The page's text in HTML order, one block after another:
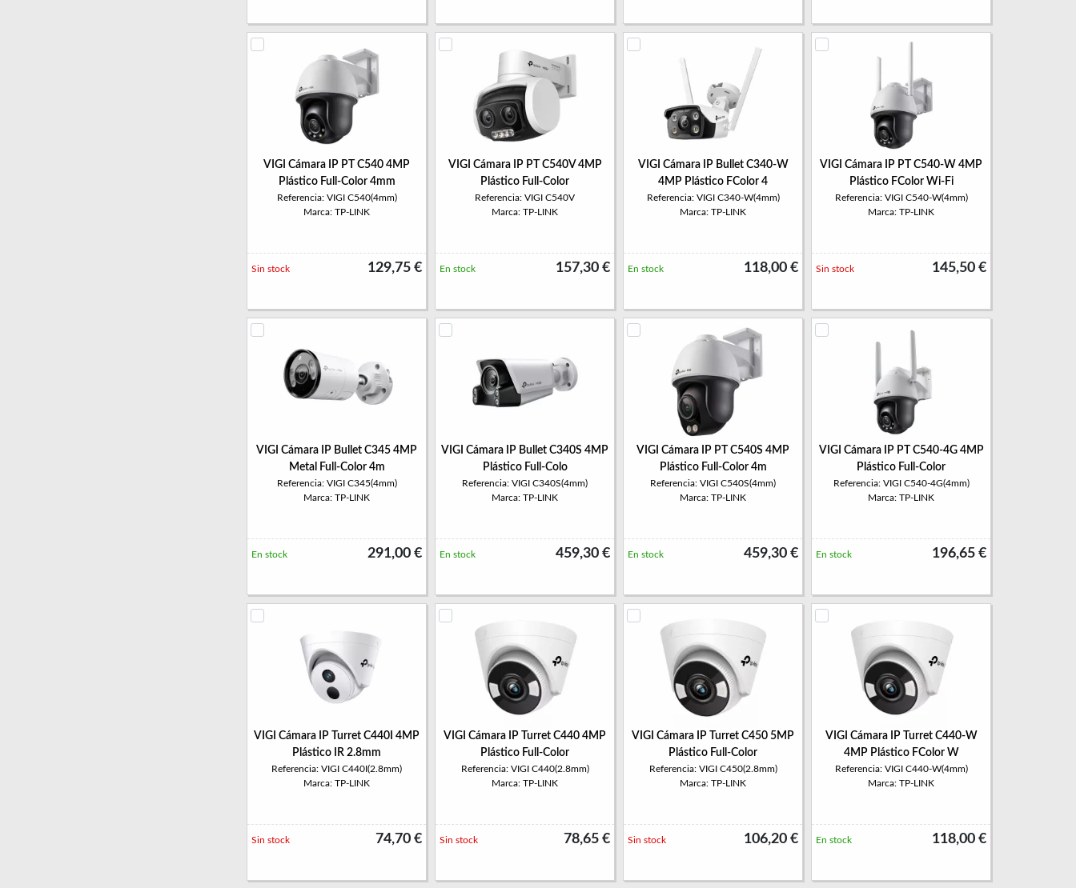
VIGI Cámara IP PT C540 4MP
Plástico Full-Color 4mm
Referencia: VIGI C540(4mm)
Marca: TP-LINK
129,75 €
Sin stock
VIGI Cámara IP PT C540V 4MP
Plástico Full-Color
Referencia: VIGI C540V
Marca: TP-LINK
157,30 €
En stock
VIGI Cámara IP Bullet C340-W
4MP Plástico FColor 4
Referencia: VIGI C340-W(4mm)
Marca: TP-LINK
118,00 €
En stock
VIGI Cámara IP PT C540-W 4MP
Plástico FColor Wi-Fi
Referencia: VIGI C540-W(4mm)
Marca: TP-LINK
145,50 €
Sin stock
VIGI Cámara IP Bullet C345 4MP
Metal Full-Color 4m
Referencia: VIGI C345(4mm)
Marca: TP-LINK
291,00 €
En stock
VIGI Cámara IP Bullet C340S 4MP
Plástico Full-Colo
Referencia: VIGI C340S(4mm)
Marca: TP-LINK
459,30 €
En stock
VIGI Cámara IP PT C540S 4MP
Plástico Full-Color 4m
Referencia: VIGI C540S(4mm)
Marca: TP-LINK
459,30 €
En stock
VIGI Cámara IP PT C540-4G 4MP
Plástico Full-Color
Referencia: VIGI C540-4G(4mm)
Marca: TP-LINK
196,65 €
En stock
VIGI Cámara IP Turret C440I 4MP
Plástico IR 2.8mm
Referencia: VIGI C440I(2.8mm)
Marca: TP-LINK
74,70 €
Sin stock
VIGI Cámara IP Turret C440 4MP
Plástico Full-Color
Referencia: VIGI C440(2.8mm)
Marca: TP-LINK
78,65 €
Sin stock
VIGI Cámara IP Turret C450 5MP
Plástico Full-Color
Referencia: VIGI C450(2.8mm)
Marca: TP-LINK
106,20 €
Sin stock
VIGI Cámara IP Turret C440-W
4MP Plástico FColor W
Referencia: VIGI C440-W(4mm)
Marca: TP-LINK
118,00 €
En stock